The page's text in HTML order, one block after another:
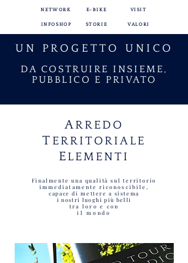
E-BIKE
NETWORK VISIT
STORIE
INFOSHOP VALORI
UN PROGETTO UNICO
DA COSTRUIRE INSIEME,
PUBBLICO E PRIVATO
ARREDO
T ERRITORIALE
ELEMENTI
Finalmente una qualità sul territorio
immediatamente riconoscibile,
capace di mettere a sistema
i nostri luoghi più belli
tra loro e con
il mondo